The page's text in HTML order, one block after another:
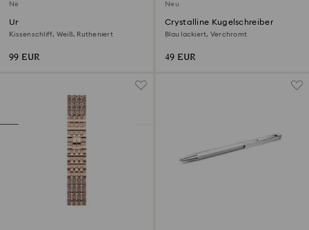
Neu
Una Angelic
Manschettenknöpfe
Kissenschliff, Weiß, Rutheniert
99 EUR
Neu
Crystalline Kugelschreiber
Blau lackiert, Verchromt
49 EUR